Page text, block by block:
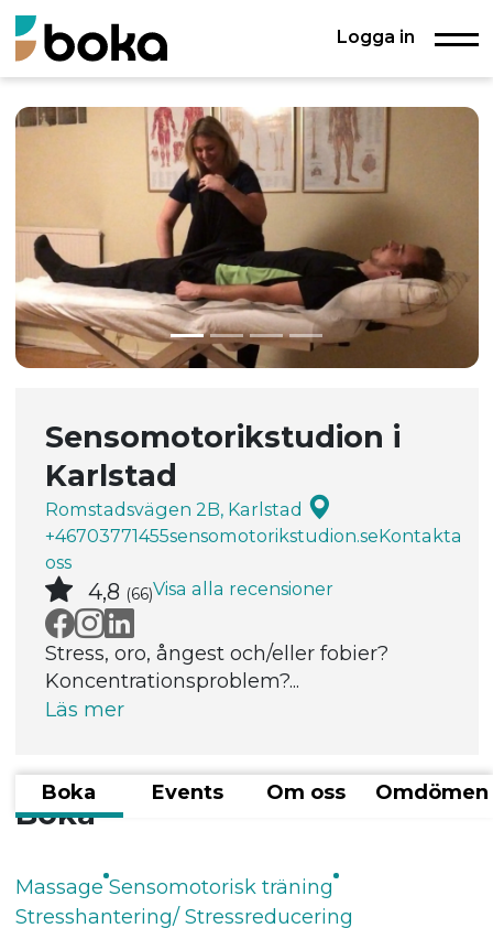
Logga in
Sensomotorikstudion i
Karlstad
Romstadsvägen 2B, Karlstad
+46703771455sensomotorikstudion.seKontakta
oss
4,8 (66)Visa alla recensioner
Stress, oro, ångest och/eller fobier?
Koncentrationsproblem?...
Läs mer
Boka Events Om oss Omdömen
Boka
Massage Sensomotorisk träning
Stresshantering/ Stressreducering